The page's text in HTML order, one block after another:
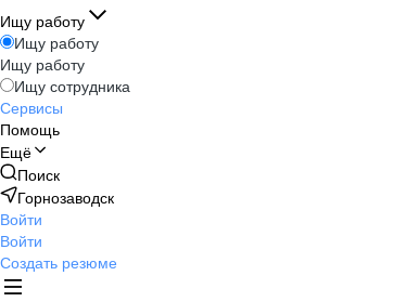
Ищу работу
Ищу работу
Ищу работу
Ищу сотрудника
Сервисы
Помощь
Ещё
Поиск
Горнозаводск
Войти
Войти
Создать резюме